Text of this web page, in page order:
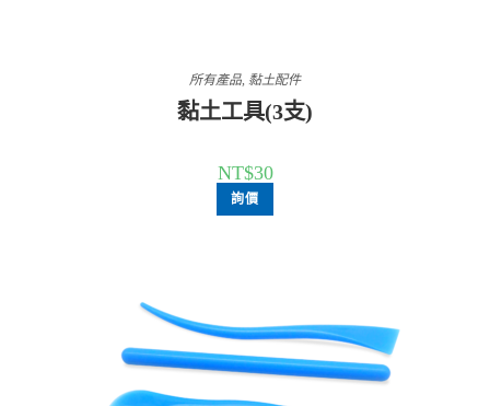
所有產品, 黏土配件
黏土工具(3支)
NT$30
詢價